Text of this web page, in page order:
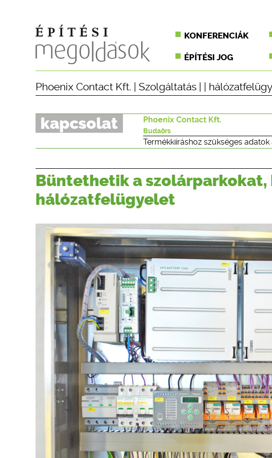
KONFERENCIÁK
ÉPÍTÉSI JOG
Phoenix Contact Kft. Szolgáltatás
kapcsolat Phoenix Contact Kft.
Budaörs
Termékkiíráshoz szükséges adatok
Büntethetik a szolárparkokat,
hálózatfelügyelet